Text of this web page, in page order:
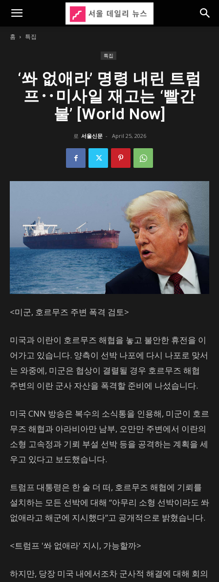
홈 특집
특집
‘쏴 없애라’ 명령 내린 트럼
프‥미사일 재고는 ‘빨간
불’ [World Now]
로 서울신문 - April 25, 2026
<미군, 호르무즈 주변 폭격 검토>
미국과 이란이 호르무즈 해협을 놓고 불안한 휴전을 이
어가고 있습니다. 양측이 선박 나포에 다시 나포로 맞서
는 와중에, 미군은 협상이 결렬될 경우 호르무즈 해협
주변의 이란 군사 자산을 폭격할 준비에 나섰습니다.
미국 CNN 방송은 복수의 소식통을 인용해, 미군이 호르
무즈 해협과 아라비아만 남부, 오만만 주변에서 이란의
소형 고속정과 기뢰 부설 선박 등을 공격하는 계획을 세
우고 있다고 보도했습니다.
트럼프 대통령은 한 술 더 떠, 호르무즈 해협에 기뢰를
설치하는 모든 선박에 대해 “아무리 소형 선박이라도 쏴
없애라고 해군에 지시했다”고 공개적으로 밝혔습니다.
<트럼프 '쏴 없애라' 지시, 가능할까>
하지만, 당장 미국 내에서조차 군사적 해결에 대해 회의